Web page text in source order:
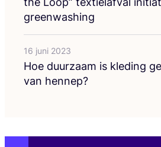
greenwashing
16 juni 2023
Hoe duur­zaam is kle­ding
van hennep?